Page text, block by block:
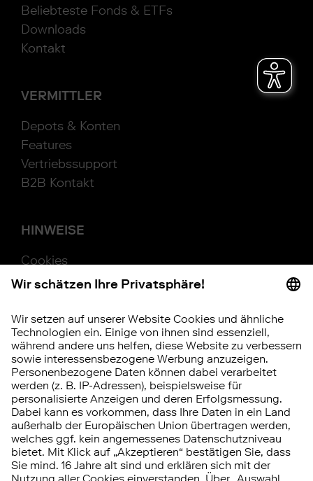
Beliebteste Fonds & ETFs
Downloads
Kontakt
VERMITTLER
Depots & Konten
Features
Vertriebssupport
B2B Kontakt
HINWEISE
Cookies
Beschwerde
Hinweisgebersystem
Vertrag widerrufen
RISIKOHINWEIS
Investitionen in Wertpapiere, Tages- und
Festgeld unterliegen bestimmten Risiken.
Diese können kumuliert oder einzeln auftreten.
DieChancen und Risikenim Überblick.